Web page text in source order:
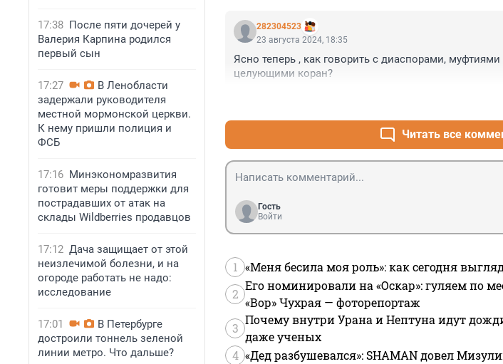
17:38 После пяти дочерей у
Валерия Карпина родился
первый сын
17:27
В Ленобласти
задержали руководителя
местной мормонской церкви.
К нему пришли полиция и
ФСБ
17:16 Минэкономразвития
готовит меры поддержки для
пострадавших от атак на
склады Wildberries продавцов
17:12 Дача защищает от этой
неизлечимой болезни, и на
огороде работать не надо:
исследование
17:01
В Петербурге
достроили тоннель зеленой
линии метро. Что дальше?
282304523
23 августа 2024, 18:35
Ясно теперь , как говорить с диаспорами,
целующими коран?
Читать все
Гость
Войти
1 «Меня бесила моя роль»: как сегодня
2
Его номинировали на «Оскар»: гуляем по
«Вор» Чухрая — фоторепортаж
3
Почему внутри Урана и Нептуна идут
даже ученых
4 «Дед разбушевался»: SHAMAN довел